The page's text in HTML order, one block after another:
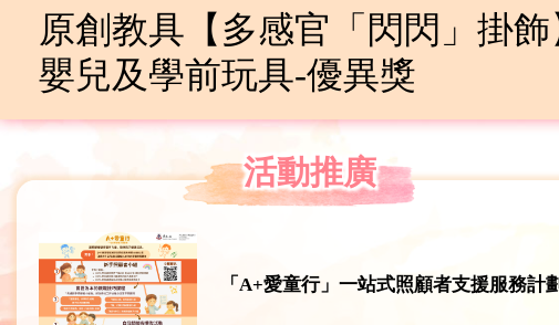
獲邀參加兩年一度的PCIT國際
活動推廣
「A+愛童行」一站式照顧者支援服務計